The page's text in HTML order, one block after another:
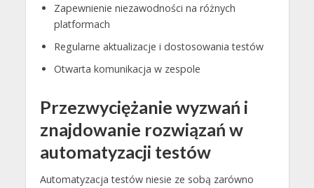
Zapewnienie niezawodności na różnych
platformach
Regularne aktualizacje i dostosowania testów
Otwarta komunikacja w zespole
Przezwyciężanie wyzwań i
znajdowanie rozwiązań w
automatyzacji testów
Automatyzacja testów niesie ze sobą zarówno